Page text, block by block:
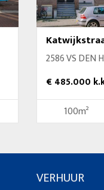
2586 VS DEN
€ 485.000
100m²
VERHUUR